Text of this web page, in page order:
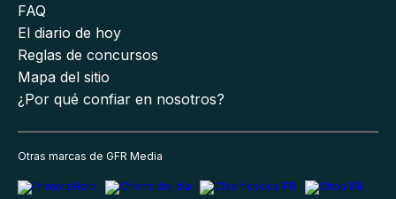
FAQ
El diario de hoy
Reglas de concursos
Mapa del sitio
¿Por qué confiar en nosotros?
Otras marcas de GFR Media